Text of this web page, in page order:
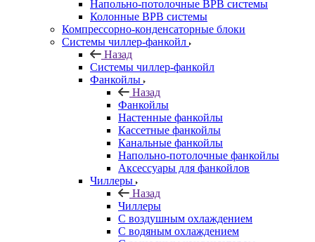
Напольно-потолочные ВРВ системы
Колонные ВРВ системы
Компрессорно-конденсаторные блоки
Системы чиллер-фанкойл
Назад
Системы чиллер-фанкойл
Фанкойлы
Назад
Фанкойлы
Настенные фанкойлы
Кассетные фанкойлы
Канальные фанкойлы
Напольно-потолочные фанкойлы
Аксессуары для фанкойлов
Чиллеры
Назад
Чиллеры
С воздушным охлаждением
С водяным охлаждением